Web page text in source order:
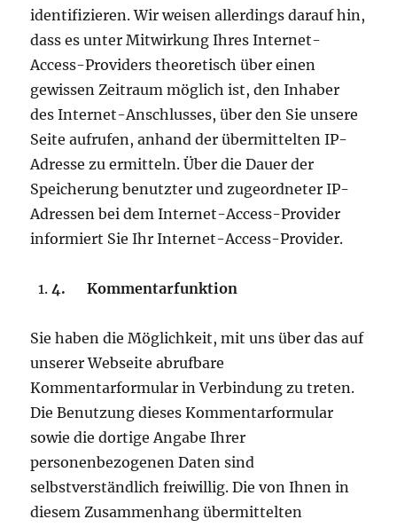
identifizieren. Wir weisen allerdings darauf hin,
dass es unter Mitwirkung Ihres Internet-
Access-Providers theoretisch über einen
gewissen Zeitraum möglich ist, den Inhaber
des Internet-Anschlusses, über den Sie unsere
Seite aufrufen, anhand der übermittelten IP-
Adresse zu ermitteln. Über die Dauer der
Speicherung benutzter und zugeordneter IP-
Adressen bei dem Internet-Access-Provider
informiert Sie Ihr Internet-Access-Provider.
4.Kommentarfunktion
Sie haben die Möglichkeit, mit uns über das auf
unserer Webseite abrufbare
Kommentarformular in Verbindung zu treten.
Die Benutzung dieses Kommentarformular
sowie die dortige Angabe Ihrer
personenbezogenen Daten sind
selbstverständlich freiwillig. Die von Ihnen in
diesem Zusammenhang übermittelten